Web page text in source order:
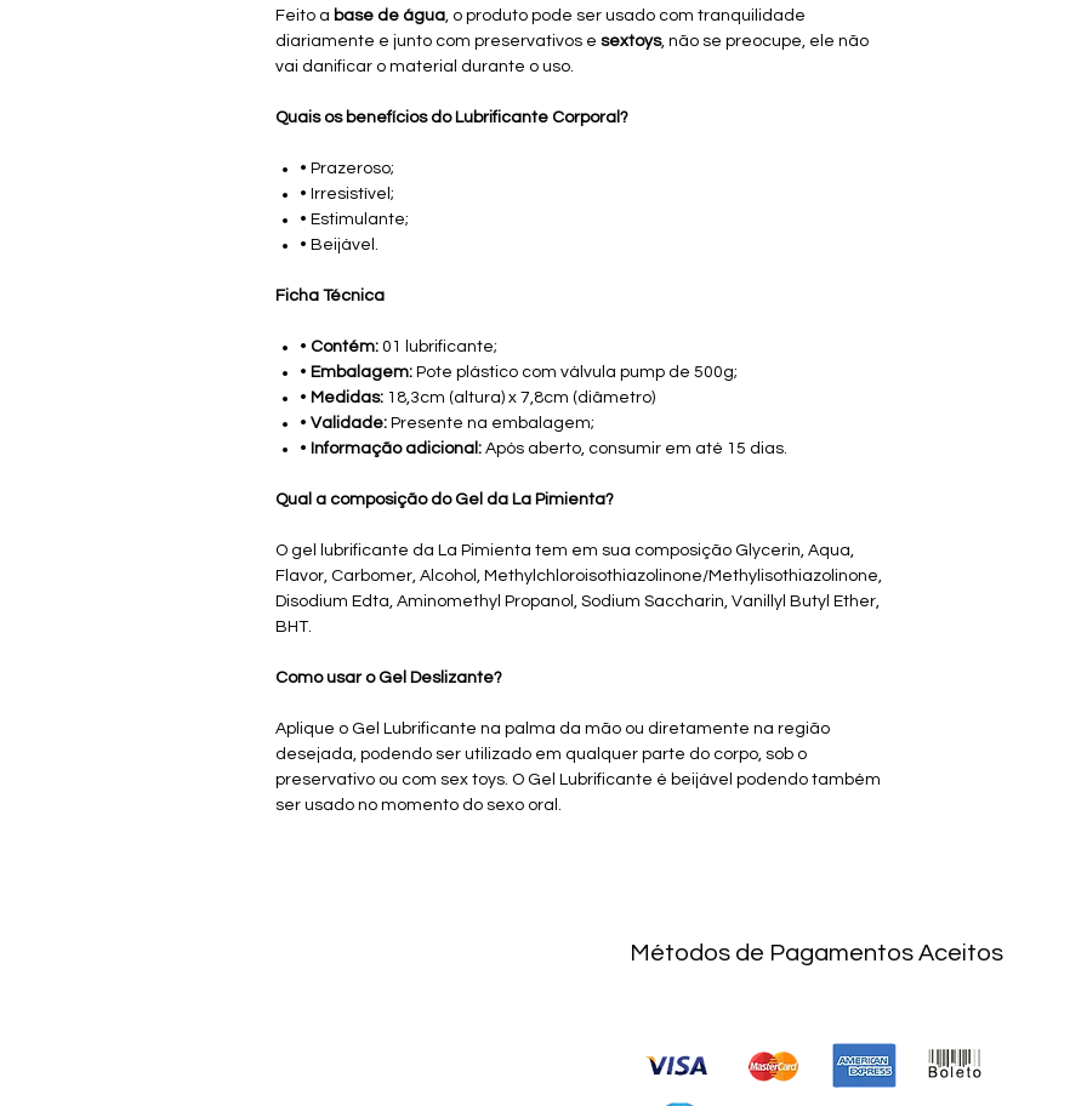
Feito a base de água, o produto pode ser usado com tranquilidade
diariamente e junto com preservativos e sextoys, não se preocupe, ele não
vai danificar o material durante o uso.
Quais os benefícios do Lubrificante Corporal?
• Prazeroso;
• Irresistível;
• Estimulante;
• Beijável.
Ficha Técnica
• Contém: 01 lubrificante;
• Embalagem: Pote plástico com válvula pump de 500g;
• Medidas: 18,3cm (altura) x 7,8cm (diâmetro)
• Validade: Presente na embalagem;
• Informação adicional: Após aberto, consumir em até 15 dias.
Qual a composição do Gel da La Pimienta?
O gel lubrificante da La Pimienta tem em sua composição Glycerin, Aqua,
Flavor, Carbomer, Alcohol, Methylchloroisothiazolinone/Methylisothiazolinone,
Disodium Edta, Aminomethyl Propanol, Sodium Saccharin, Vanillyl Butyl Ether,
BHT.
Como usar o Gel Deslizante?
Aplique o Gel Lubrificante na palma da mão ou diretamente na região
desejada, podendo ser utilizado em qualquer parte do corpo, sob o
preservativo ou com sex toys. O Gel Lubrificante é beijável podendo também
ser usado no momento do sexo oral.
Métodos de Pagamentos Aceitos